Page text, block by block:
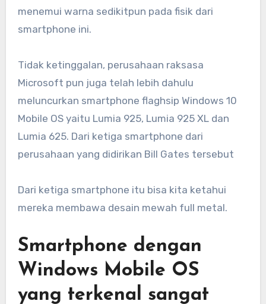
menemui warna sedikitpun pada fisik dari
smartphone ini.
Tidak ketinggalan, perusahaan raksasa
Microsoft pun juga telah lebih dahulu
meluncurkan smartphone flaghsip Windows 10
Mobile OS yaitu Lumia 925, Lumia 925 XL dan
Lumia 625. Dari ketiga smartphone dari
perusahaan yang didirikan Bill Gates tersebut
Dari ketiga smartphone itu bisa kita ketahui
mereka membawa desain mewah full metal.
Smartphone dengan
Windows Mobile OS
yang terkenal sangat